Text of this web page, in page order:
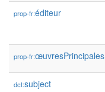
prop-fr:éditeur
prop-fr:œuvresPrincipales
dct:subject